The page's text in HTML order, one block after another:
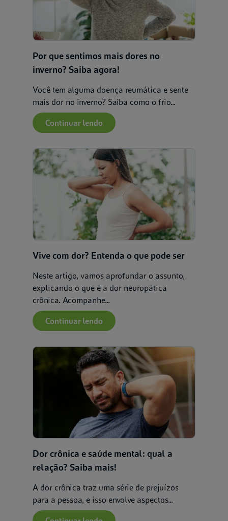
Por que sentimos mais dores no
inverno? Saiba agora!
Você tem alguma doença reumática e sente
mais dor no inverno? Saiba como o frio...
Continuar lendo
Vive com dor? Entenda o que pode ser
Neste artigo, vamos aprofundar o assunto,
explicando o que é a dor neuropática
crônica. Acompanhe...
Continuar lendo
Dor crônica e saúde mental: qual a
relação? Saiba mais!
A dor crônica traz uma série de prejuízos
para a pessoa, e isso envolve aspectos...